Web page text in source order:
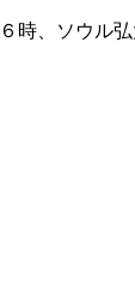
時、ソウル